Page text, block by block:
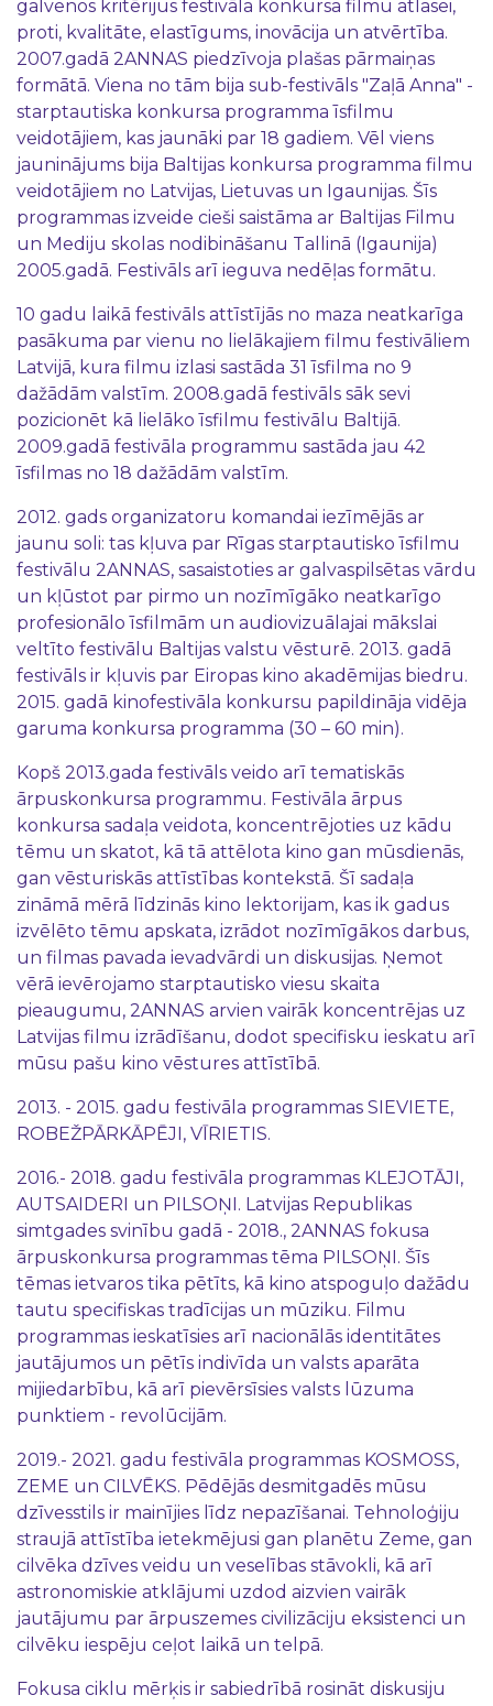
galvenos kritērijus festivāla konkursa filmu atlasei,
proti, kvalitāte, elastīgums, inovācija un atvērtība.
2007.gadā 2ANNAS piedzīvoja plašas pārmaiņas
formātā. Viena no tām bija sub-festivāls "Zaļā Anna" -
starptautiska konkursa programma īsfilmu
veidotājiem, kas jaunāki par 18 gadiem. Vēl viens
jauninājums bija Baltijas konkursa programma filmu
veidotājiem no Latvijas, Lietuvas un Igaunijas. Šīs
programmas izveide cieši saistāma ar Baltijas Filmu
un Mediju skolas nodibināšanu Tallinā (Igaunija)
2005.gadā. Festivāls arī ieguva nedēļas formātu.
10 gadu laikā festivāls attīstījās no maza neatkarīga
pasākuma par vienu no lielākajiem filmu festivāliem
Latvijā, kura filmu izlasi sastāda 31 īsfilma no 9
dažādām valstīm. 2008.gadā festivāls sāk sevi
pozicionēt kā lielāko īsfilmu festivālu Baltijā.
2009.gadā festivāla programmu sastāda jau 42
īsfilmas no 18 dažādām valstīm.
2012. gads organizatoru komandai iezīmējās ar
jaunu soli: tas kļuva par Rīgas starptautisko īsfilmu
festivālu 2ANNAS, sasaistoties ar galvaspilsētas vārdu
un kļūstot par pirmo un nozīmīgāko neatkarīgo
profesionālo īsfilmām un audiovizuālajai mākslai
veltīto festivālu Baltijas valstu vēsturē. 2013. gadā
festivāls ir kļuvis par Eiropas kino akadēmijas biedru.
2015. gadā kinofestivāla konkursu papildināja vidēja
garuma konkursa programma (30 – 60 min).
Kopš 2013.gada festivāls veido arī tematiskās
ārpuskonkursa programmu. Festivāla ārpus
konkursa sadaļa veidota, koncentrējoties uz kādu
tēmu un skatot, kā tā attēlota kino gan mūsdienās,
gan vēsturiskās attīstības kontekstā. Šī sadaļa
zināmā mērā līdzinās kino lektorijam, kas ik gadus
izvēlēto tēmu apskata, izrādot nozīmīgākos darbus,
un filmas pavada ievadvārdi un diskusijas. Ņemot
vērā ievērojamo starptautisko viesu skaita
pieaugumu, 2ANNAS arvien vairāk koncentrējas uz
Latvijas filmu izrādīšanu, dodot specifisku ieskatu arī
mūsu pašu kino vēstures attīstībā.
2013. - 2015. gadu festivāla programmas SIEVIETE,
ROBEŽPĀRKĀPĒJI, VĪRIETIS.
2016.- 2018. gadu festivāla programmas KLEJOTĀJI,
AUTSAIDERI un PILSOŅI. Latvijas Republikas
simtgades svinību gadā - 2018., 2ANNAS fokusa
ārpuskonkursa programmas tēma PILSOŅI. Šīs
tēmas ietvaros tika pētīts, kā kino atspoguļo dažādu
tautu specifiskas tradīcijas un mūziku. Filmu
programmas ieskatīsies arī nacionālās identitātes
jautājumos un pētīs indivīda un valsts aparāta
mijiedarbību, kā arī pievērsīsies valsts lūzuma
punktiem - revolūcijām.
2019.- 2021. gadu festivāla programmas KOSMOSS,
ZEME un CILVĒKS. Pēdējās desmitgadēs mūsu
dzīvesstils ir mainījies līdz nepazīšanai. Tehnoloģiju
straujā attīstība ietekmējusi gan planētu Zeme, gan
cilvēka dzīves veidu un veselības stāvokli, kā arī
astronomiskie atklājumi uzdod aizvien vairāk
jautājumu par ārpuszemes civilizāciju eksistenci un
cilvēku iespēju ceļot laikā un telpā.
Fokusa ciklu mērķis ir sabiedrībā rosināt diskusiju